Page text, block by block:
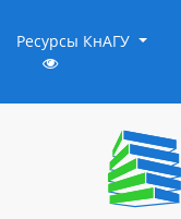
Ресурсы КнАГУ